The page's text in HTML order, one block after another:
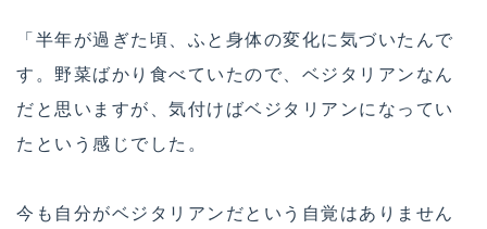
「半年が過ぎた頃、ふと身体の変化に気づいたんで
す。野菜ばかり食べていたので、ベジタリアンなん
だと思いますが、気付けばベジタリアンになってい
たという感じでした。
今も自分がベジタリアンだという自覚はありません